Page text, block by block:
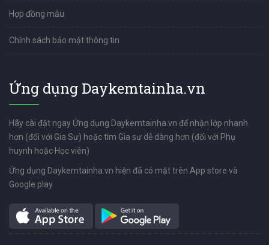
Hợp đồng mẫu
Chính sách bảo mật thông tin
Ứng dụng Daykemtainha.vn
Hãy cài đặt ngay Ứng dụng Daykemtainha.vn để nhận lớp nhanh
hơn (đối với Gia Sư) hoặc tìm Gia sư dễ dàng hơn (đối với Phụ
huynh hoặc Học viên)
Ứng dụng Daykemtainha.vn hiện đã có mặt trên App store và
Google play